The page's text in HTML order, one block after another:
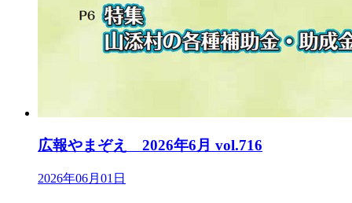
広報やまぞえ 2026年6月 vol.716
2026年06月01日